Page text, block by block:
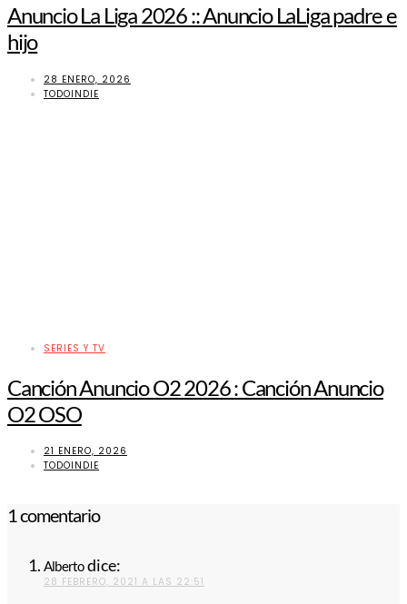
Anuncio La Liga 2026 :: Anuncio LaLiga padre e
hijo
28 ENERO, 2026
TODOINDIE
SERIES Y TV
Canción Anuncio O2 2026 : Canción Anuncio
O2 OSO
21 ENERO, 2026
TODOINDIE
1 comentario
Albertodice:
28 FEBRERO, 2021 A LAS 22:51